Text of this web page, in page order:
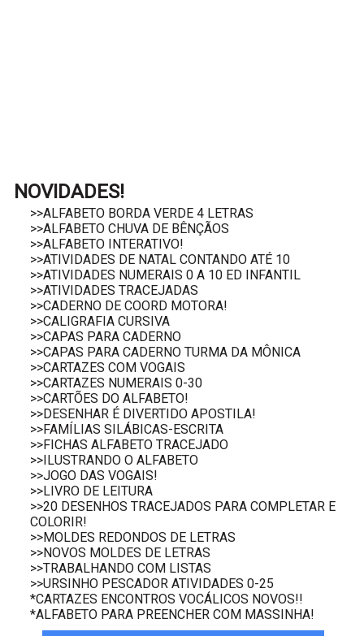
NOVIDADES!
>>ALFABETO BORDA VERDE 4 LETRAS
>>ALFABETO CHUVA DE BÊNÇÃOS
>>ALFABETO INTERATIVO!
>>ATIVIDADES DE NATAL CONTANDO ATÉ 10
>>ATIVIDADES NUMERAIS 0 A 10 ED INFANTIL
>>ATIVIDADES TRACEJADAS
>>CADERNO DE COORD MOTORA!
>>CALIGRAFIA CURSIVA
>>CAPAS PARA CADERNO
>>CAPAS PARA CADERNO TURMA DA MÔNICA
>>CARTAZES COM VOGAIS
>>CARTAZES NUMERAIS 0-30
>>CARTÕES DO ALFABETO!
>>DESENHAR É DIVERTIDO APOSTILA!
>>FAMÍLIAS SILÁBICAS-ESCRITA
>>FICHAS ALFABETO TRACEJADO
>>ILUSTRANDO O ALFABETO
>>JOGO DAS VOGAIS!
>>LIVRO DE LEITURA
>>20 DESENHOS TRACEJADOS PARA COMPLETAR E
COLORIR!
>>MOLDES REDONDOS DE LETRAS
>>NOVOS MOLDES DE LETRAS
>>TRABALHANDO COM LISTAS
>>URSINHO PESCADOR ATIVIDADES 0-25
*CARTAZES ENCONTROS VOCÁLICOS NOVOS!!
*ALFABETO PARA PREENCHER COM MASSINHA!